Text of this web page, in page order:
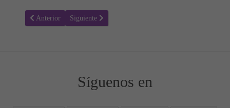
Artículo anterior: Taller de matemáticas 18
Anterior Artículo siguiente: Problemas 45 - Sumar y restar
Siguiente
Síguenos en